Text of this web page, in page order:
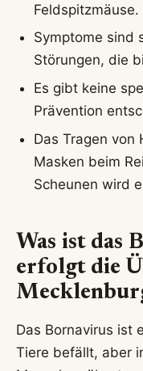
Feldspitzmäuse.
Symptome sind
Störungen, die
Es gibt keine
Prävention
Das Tragen von
Masken beim
Scheunen wird
Was ist das
erfolgt die
Das Bornavirus ist
Tiere befällt, aber